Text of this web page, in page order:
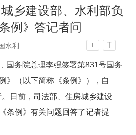
乡建设部、水利部负
例》答记者问
水利 T T
国务院总理李强签署第831号国务
》（以下简称《条例》），自
日前，司法部、住房城乡建设
条例》有关问题回答了记者提